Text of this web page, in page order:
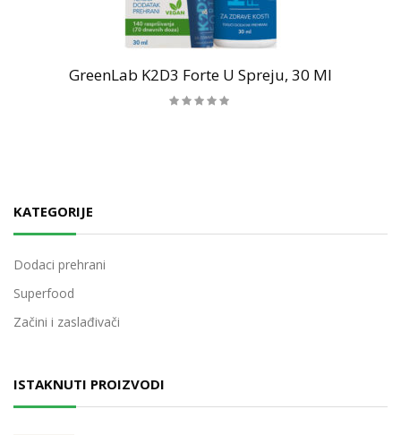
KATEGORIJE
Dodaci prehrani
Superfood
Začini i zaslađivači
ISTAKNUTI PROIZVODI
GreenLab K2D3 Forte U Spreju, 30 Ml